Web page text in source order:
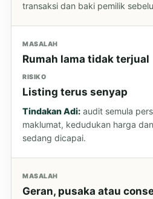
transaksi dan baki pemilik
MASALAH
Rumah lama tidak terjual
RISIKO
Listing terus senyap
Tindakan Adi: audit semula
maklumat, kedudukan harga
sedang dicapai.
MASALAH
Geran, pusaka atau